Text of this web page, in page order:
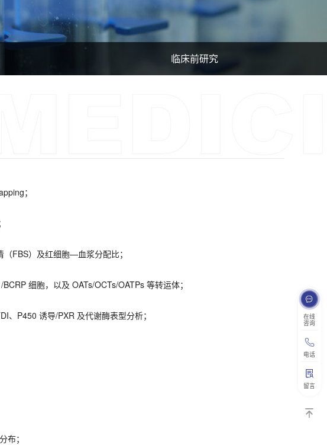
在线
咨询
电话
留言
临床前研究
；
FBS）及红细胞—血浆分配比；
细胞，以及 OATs/OCTs/OATPs 等转运体；
、P450 诱导/PXR 及代谢酶表型分析；
布；